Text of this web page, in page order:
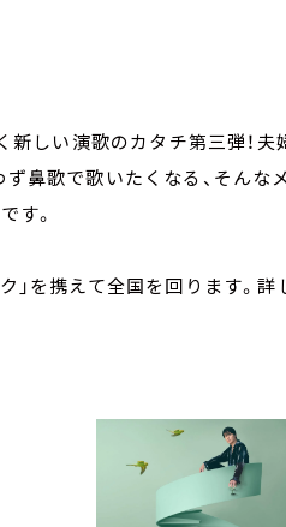
く新しい演歌のカタチ第三弾
鼻歌で歌いたくなる、そんな
す。
」を携えて全国を回ります。